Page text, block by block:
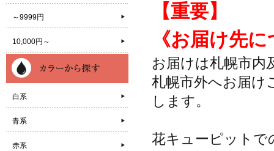
【重要】
《お届け先
お届けは札幌市内
札幌市外へお届け
します。
花キューピットで
～9999円
10,000円～
白系
青系
赤系